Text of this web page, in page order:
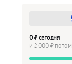
0 ₽ сегодня
и 2 000 ₽ потом